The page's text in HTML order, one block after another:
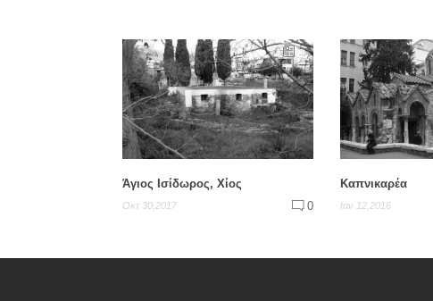
Άγιος Ισίδωρος, Χίος
Οκτ 30,2017 0
Καπνικαρέα
Ιαν 12,2016